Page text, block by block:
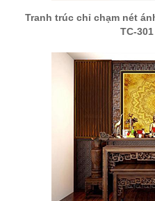
Tranh trúc chỉ chạm nét
TC-